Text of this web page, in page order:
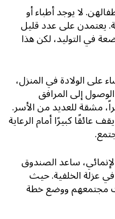
لا يوجد أطباء أو
يعتمدن على عدد قليل
في التوليد، لكن هذا
على الولادة في المنزل،
إلى المرافق
والتي تبعد 31 كيلومتراً، مشقة للعديد من الأسر.
عائقًا كبيرًا أمام الرعاية
ساعد الصندوق
في عزلة الخلفية. حيث
مجتمعهم ووضع خطة